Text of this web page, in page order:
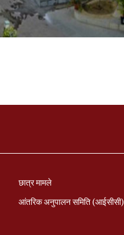
छात्र मामले
आंतरिक अनुपालन समिति (आईसीसी)